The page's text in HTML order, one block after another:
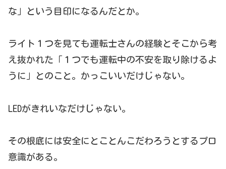
な」という目印になるんだとか。
ライト１つを見ても運転士さんの経験とそこから考
え抜かれた「１つでも運転中の不安を取り除けるよ
うに」とのこと。かっこいいだけじゃない。
LEDがきれいなだけじゃない。
その根底には安全にとことんこだわろうとするプロ
意識がある。